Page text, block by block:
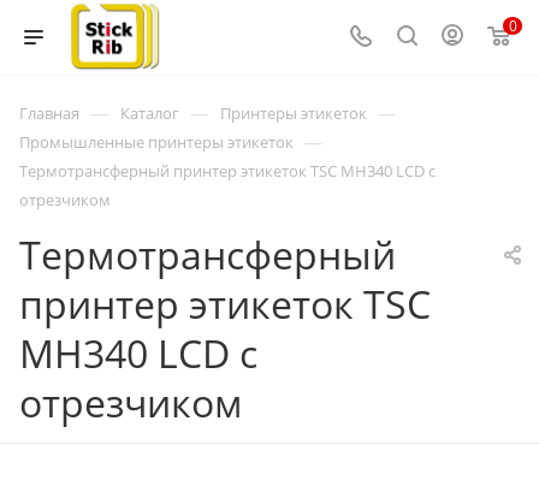
0
Главная — Каталог — Принтеры этикеток —
Промышленные принтеры этикеток —
Термотрансферный принтер этикеток TSC MH340 LCD с
отрезчиком
Термотрансферный
принтер этикеток TSC
MH340 LCD с
отрезчиком